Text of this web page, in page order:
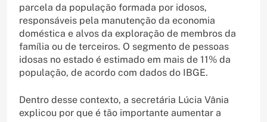
parcela da população formada por idosos,
responsáveis pela manutenção da economia
doméstica e alvos da exploração de membros da
família ou de terceiros. O segmento de pessoas
idosas no estado é estimado em mais de 11% da
população, de acordo com dados do IBGE.
Dentro desse contexto, a secretária Lúcia Vânia
explicou por que é tão importante aumentar a